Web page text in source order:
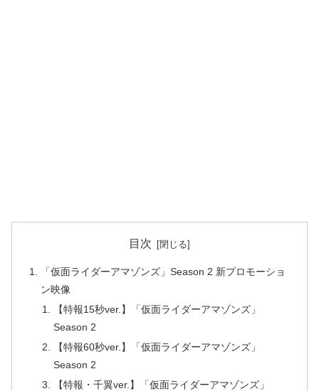
目次
「仮面ライダーアマゾンズ」Season 2 新プロモーショ
ン映像
【特報15秒ver.】「仮面ライダーアマゾンズ」
Season 2
【特報60秒ver.】「仮面ライダーアマゾンズ」
Season 2
【特報・千翼ver.】「仮面ライダーアマゾンズ」